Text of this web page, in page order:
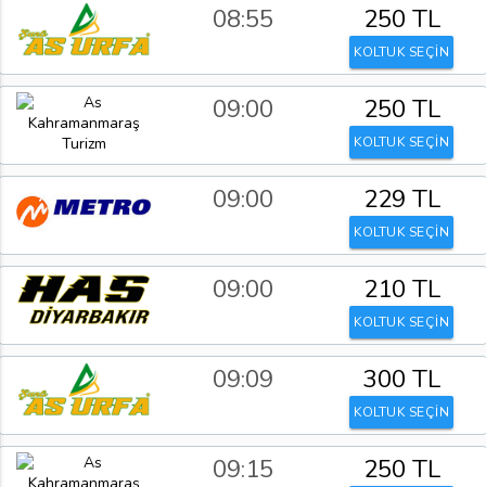
08:55 250 TL
KOLTUK SEÇİN
09:00 250 TL
KOLTUK SEÇİN
09:00 229 TL
KOLTUK SEÇİN
09:00 210 TL
KOLTUK SEÇİN
09:09 300 TL
KOLTUK SEÇİN
09:15 250 TL